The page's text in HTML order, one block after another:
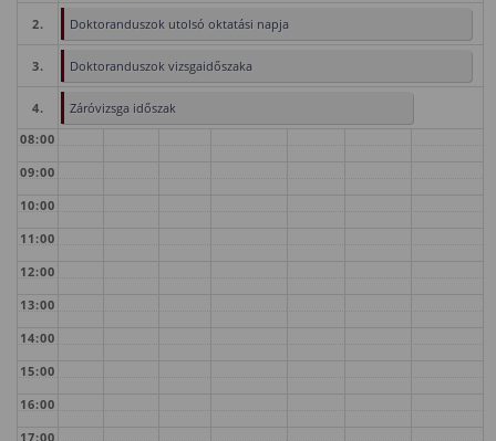
2. Doktoranduszok utolsó oktatási napja
3. Doktoranduszok vizsgaidőszaka
4.
Záróvizsga időszak
08:00
09:00
10:00
11:00
12:00
13:00
14:00
15:00
16:00
17:00